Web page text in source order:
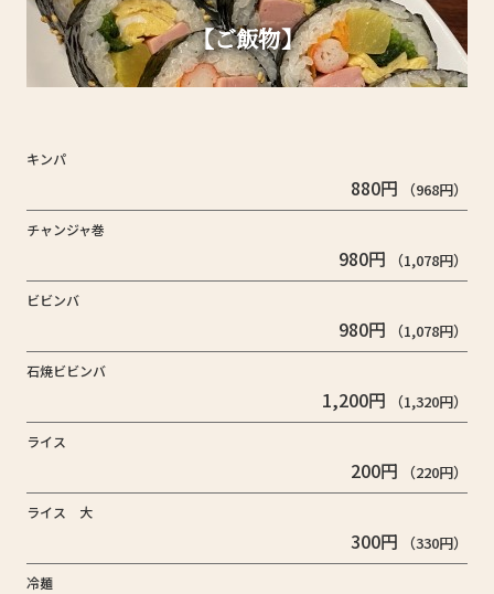
【ご飯物】
キンパ
880円 （968円）
チャンジャ巻
980円 （1,078円）
ビビンバ
980円 （1,078円）
石焼ビビンバ
1,200円 （1,320円）
ライス
200円 （220円）
ライス 大
300円 （330円）
冷麺